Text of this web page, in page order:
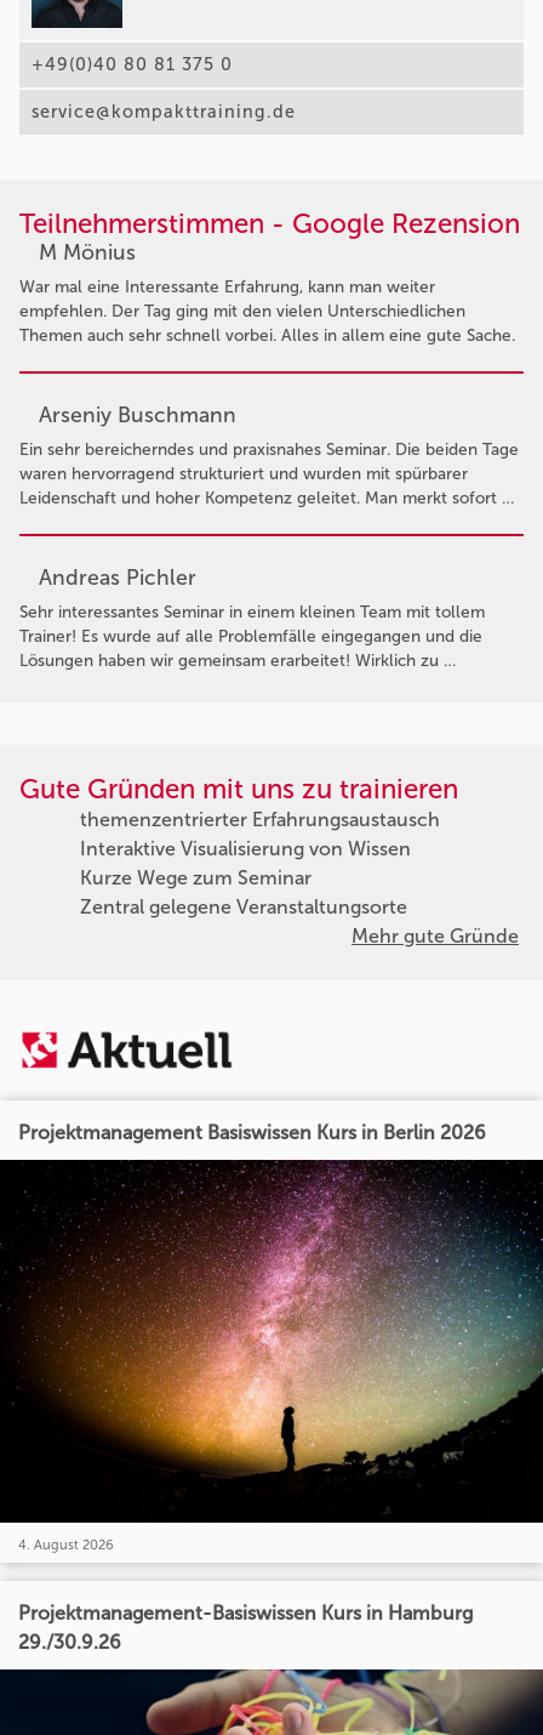
+49(0)40 80 81 375 0
service@kompakttraining.de
Teilnehmerstimmen - Google Rezension
M Mönius
War mal eine Interessante Erfahrung, kann man weiter
empfehlen. Der Tag ging mit den vielen Unterschiedlichen
Themen auch sehr schnell vorbei. Alles in allem eine gute Sache.
Arseniy Buschmann
Ein sehr bereicherndes und praxisnahes Seminar. Die beiden Tage
waren hervorragend strukturiert und wurden mit spürbarer
Leidenschaft und hoher Kompetenz geleitet. Man merkt sofort …
Andreas Pichler
Sehr interessantes Seminar in einem kleinen Team mit tollem
Trainer! Es wurde auf alle Problemfälle eingegangen und die
Lösungen haben wir gemeinsam erarbeitet! Wirklich zu …
Gute Gründen mit uns zu trainieren
themenzentrierter Erfahrungsaustausch
Interaktive Visualisierung von Wissen
Kurze Wege zum Seminar
Zentral gelegene Veranstaltungsorte
Mehr gute Gründe
Projektmanagement Basiswissen Kurs in Berlin 2026
4. August 2026
Projektmanagement-Basiswissen Kurs in Hamburg
29./30.9.26